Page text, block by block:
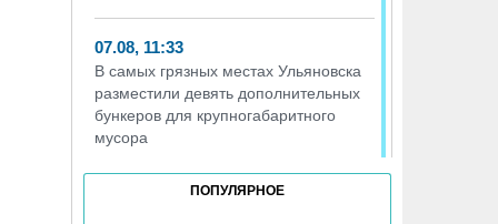
07.08, 11:33
В самых грязных местах Ульяновска
разместили девять дополнительных
бункеров для крупногабаритного
мусора
ПОПУЛЯРНОЕ